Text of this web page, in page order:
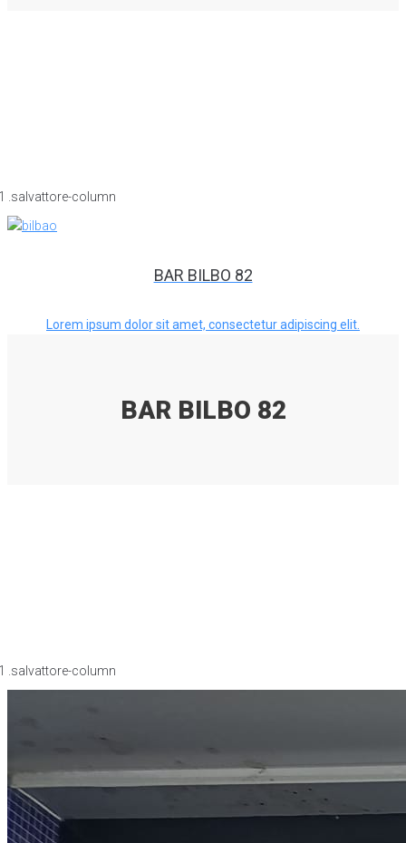
BAR BILBO 82
Lorem ipsum dolor sit amet, consectetur adipiscing elit.
BAR BILBO 82